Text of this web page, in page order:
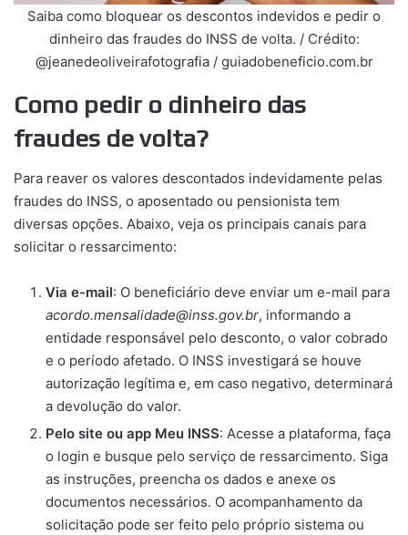
Saiba como bloquear os descontos indevidos e pedir o
dinheiro das fraudes do INSS de volta. / Crédito:
@jeanedeoliveirafotografia / guiadobeneficio.com.br
Como pedir o dinheiro das
fraudes de volta?
Para reaver os valores descontados indevidamente pelas
fraudes do INSS, o aposentado ou pensionista tem
diversas opções. Abaixo, veja os principais canais para
solicitar o ressarcimento:
Via e-mail: O beneficiário deve enviar um e-mail para
acordo.mensalidade@inss.gov.br, informando a
entidade responsável pelo desconto, o valor cobrado
e o período afetado. O INSS investigará se houve
autorização legítima e, em caso negativo, determinará
a devolução do valor.
Pelo site ou app Meu INSS: Acesse a plataforma, faça
o login e busque pelo serviço de ressarcimento. Siga
as instruções, preencha os dados e anexe os
documentos necessários. O acompanhamento da
solicitação pode ser feito pelo próprio sistema ou